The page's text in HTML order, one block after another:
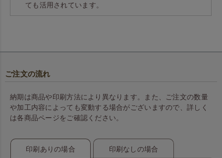
ても活用されています。
ご注文の流れ
納期は商品や印刷方法により異なります。また、ご注文の数量
や加工内容によっても変動する場合がございますので、詳しく
は各商品ページをご確認ください。
印刷ありの場合 印刷なしの場合